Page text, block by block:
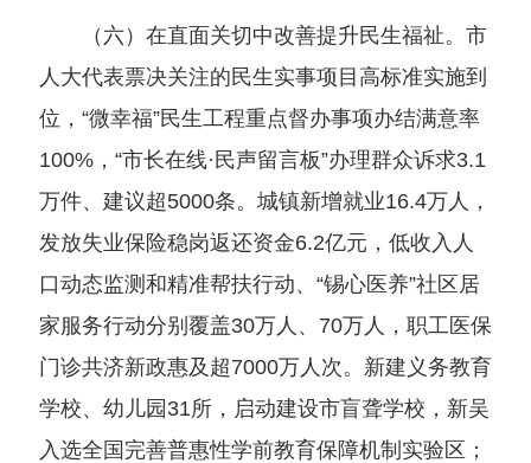
（六）在直面关切中改善提升民生福祉。市
人大代表票决关注的民生实事项目高标准实施到
位，“微幸福”民生工程重点督办事项办结满意率
100%，“市长在线·民声留言板”办理群众诉求3.1
万件、建议超5000条。城镇新增就业16.4万人，
发放失业保险稳岗返还资金6.2亿元，低收入人
口动态监测和精准帮扶行动、“锡心医养”社区居
家服务行动分别覆盖30万人、70万人，职工医保
门诊共济新政惠及超7000万人次。新建义务教育
学校、幼儿园31所，启动建设市盲聋学校，新吴
入选全国完善普惠性学前教育保障机制实验区；